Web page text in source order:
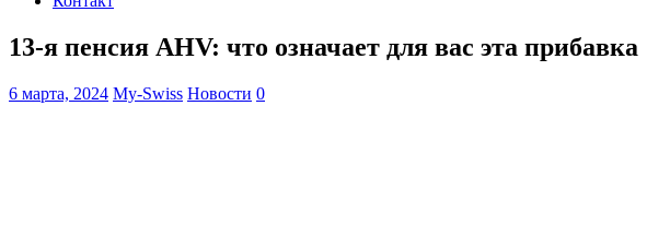
13-я пенсия AHV: что означает для вас эта прибавка
6 марта, 2024 My-Swiss Новости 0